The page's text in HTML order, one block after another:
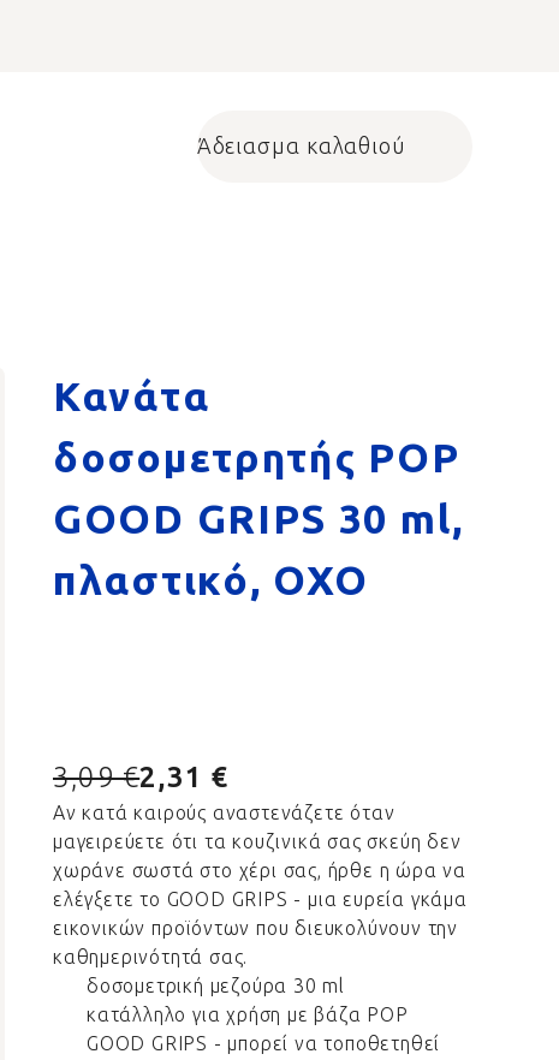
Shopping cart
Άδειασμα καλαθιού
Κανάτα
δοσομετρητής POP
GOOD GRIPS 30 ml,
πλαστικό, OXO
3,09 €2,31 €
Αν κατά καιρούς αναστενάζετε όταν
μαγειρεύετε ότι τα κουζινικά σας σκεύη δεν
χωράνε σωστά στο χέρι σας, ήρθε η ώρα να
ελέγξετε το GOOD GRIPS - μια ευρεία γκάμα
εικονικών προϊόντων που διευκολύνουν την
καθημερινότητά σας.
δοσομετρική μεζούρα 30 ml
κατάλληλο για χρήση με βάζα POP
GOOD GRIPS - μπορεί να τοποθετηθεί